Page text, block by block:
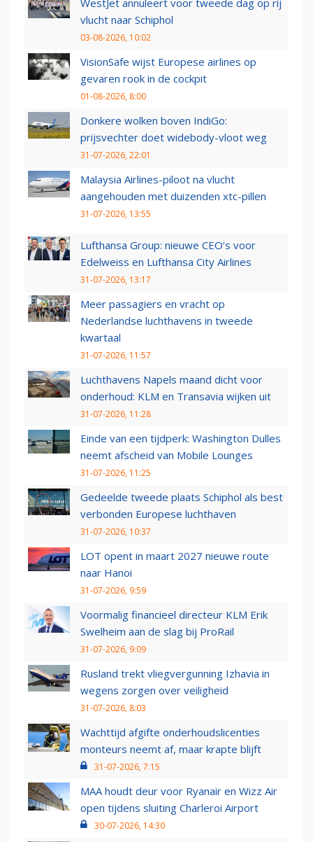
WestJet annuleert voor tweede dag op rij
vlucht naar Schiphol
03-08-2026, 10:02
VisionSafe wijst Europese airlines op
gevaren rook in de cockpit
01-08-2026, 8:00
Donkere wolken boven IndiGo:
prijsvechter doet widebody-vloot weg
31-07-2026, 22:01
Malaysia Airlines-piloot na vlucht
aangehouden met duizenden xtc-pillen
31-07-2026, 13:55
Lufthansa Group: nieuwe CEO’s voor
Edelweiss en Lufthansa City Airlines
31-07-2026, 13:17
Meer passagiers en vracht op
Nederlandse luchthavens in tweede
kwartaal
31-07-2026, 11:57
Luchthavens Napels maand dicht voor
onderhoud: KLM en Transavia wijken uit
31-07-2026, 11:28
Einde van een tijdperk: Washington Dulles
neemt afscheid van Mobile Lounges
31-07-2026, 11:25
Gedeelde tweede plaats Schiphol als best
verbonden Europese luchthaven
31-07-2026, 10:37
LOT opent in maart 2027 nieuwe route
naar Hanoi
31-07-2026, 9:59
Voormalig financieel directeur KLM Erik
Swelheim aan de slag bij ProRail
31-07-2026, 9:09
Rusland trekt vliegvergunning Izhavia in
wegens zorgen over veiligheid
31-07-2026, 8:03
Wachttijd afgifte onderhoudslicenties
monteurs neemt af, maar krapte blijft
31-07-2026, 7:15
MAA houdt deur voor Ryanair en Wizz Air
open tijdens sluiting Charleroi Airport
30-07-2026, 14:30